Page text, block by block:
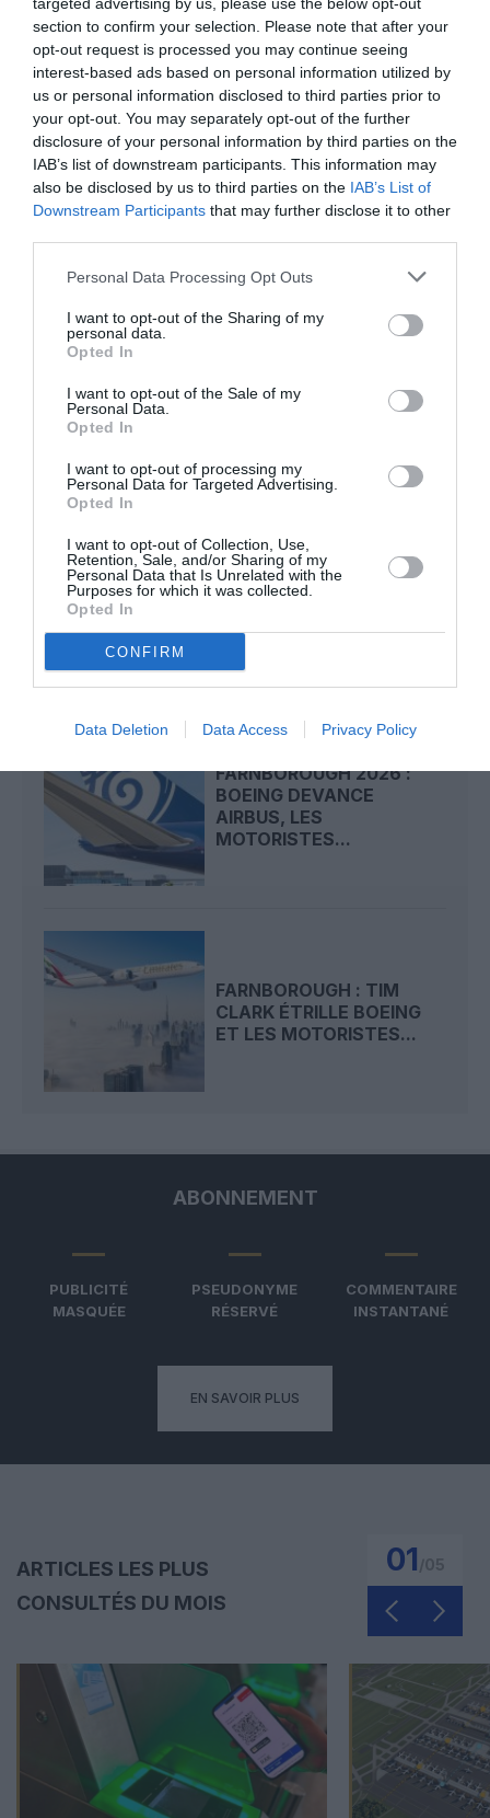
section to confirm your selection. Please note that after your
opt-out request is processed you may continue seeing
interest-based ads based on personal information utilized by
us or personal information disclosed to third parties prior to
your opt-out. You may separately opt-out of the further
disclosure of your personal information by third parties on the
IAB’s list of downstream participants. This information may
also be disclosed by us to third parties on the IAB’s List of
Downstream Participants that may further disclose it to other
Personal Data Processing Opt Outs
I want to opt-out of the Sharing of my
personal data.
Opted In
I want to opt-out of the Sale of my
Personal Data.
Opted In
I want to opt-out of processing my
Personal Data for Targeted Advertising.
Opted In
I want to opt-out of Collection, Use,
Retention, Sale, and/or Sharing of my
Personal Data that Is Unrelated with the
Purposes for which it was collected.
Opted In
CONFIRM
Data Deletion Data Access Privacy Policy
DERNIERS COMMENTAIRES
GVA1112a commenté l'article :
19 h 23 sans escale : le Boeing 777F de National
Airlines relie l’Écosse à l’Australie
19 h 23 sans escale : le Boeing 777F de National
Airlines relie l’Écosse à l’Australie
LIRE AUSSI
CARNET DE VOYAGE : LA
CLASSE ECONOMIE
FARNBOROUGH 2026 :
BOEING DEVANCE
AIRBUS, LES
MOTORISTES...
FARNBOROUGH : TIM
CLARK ÉTRILLE BOEING
ET LES MOTORISTES...
ABONNEMENT
PUBLICITÉ
MASQUÉE
PSEUDONYME
RÉSERVÉ
COMMENTAIRE
INSTANTANÉ
EN SAVOIR PLUS
ARTICLES LES PLUS
CONSULTÉS DU MOIS
01